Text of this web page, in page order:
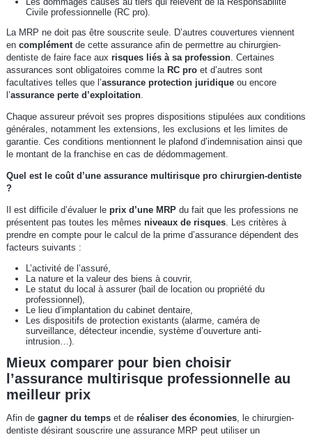
Civile professionnelle (RC pro).
La MRP ne doit pas être souscrite seule. D’autres couvertures viennent
en complémentde cette assurance afin de permettre au chirurgien-
dentiste de faire face aux risques liés à sa profession. Certaines
assurances sont obligatoires comme la RC proet d’autres sont
facultatives telles que l’assurance protection juridique ou encore
l’assurance perte d’exploitation.
Chaque assureur prévoit ses propres dispositions stipulées aux conditions
générales, notamment les extensions, les exclusions et les limites de
garantie. Ces conditions mentionnent le plafond d’indemnisation ainsi que
le montant de la franchise en cas de dédommagement.
Quel est le coût d’une assurance multirisque pro chirurgien-dentiste
?
Il est difficile d’évaluer le prix d’une MRPdu fait que les professions ne
présentent pas toutes les mêmes niveaux de risques. Les critères à
prendre en compte pour le calcul de la prime d’assurance dépendent des
facteurs suivants :
L’activité de l’assuré,
La nature et la valeur des biens à couvrir,
Le statut du local à assurer (bail de location ou propriété du
professionnel),
Le lieu d’implantation du cabinet dentaire,
Les dispositifs de protection existants (alarme, caméra de
surveillance, détecteur incendie, système d’ouverture anti-
intrusion…).
Mieux comparer pour bien choisir
l’assurance multirisque professionnelle au
meilleur prix
Afin de gagner du tempset de réaliser des économies, le chirurgien-
dentiste désirant souscrire une assurance MRP peut utiliser un